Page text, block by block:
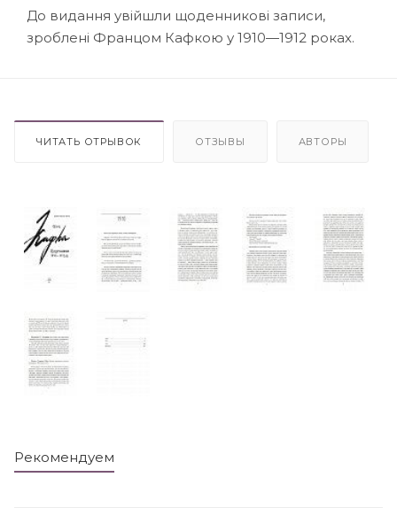
До видання увійшли щоденникові записи,
зроблені Францом Кафкою у 1910—1912 роках.
ЧИТАТЬ ОТРЫВОК ОТЗЫВЫ АВТОРЫ
Рекомендуем